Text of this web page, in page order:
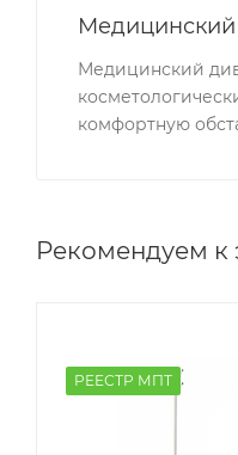
Медицинский
комфортную
Рекомендуем к
РЕЕСТР МПТ